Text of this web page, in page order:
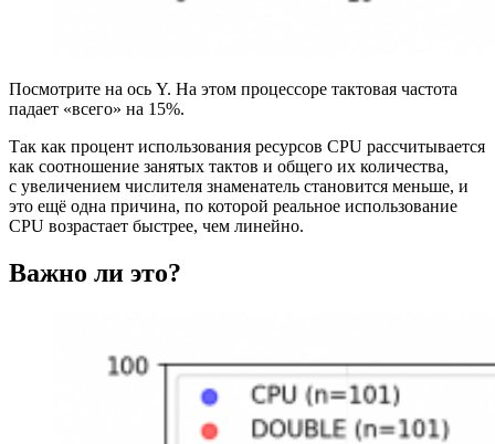
Посмотрите на ось Y. На этом процессоре тактовая частота
падает «всего» на 15%.
Так как процент использования ресурсов CPU рассчитывается
как соотношение занятых тактов и общего их количества,
с увеличением числителя знаменатель становится меньше, и
это ещё одна причина, по которой реальное использование
CPU возрастает быстрее, чем линейно.
Важно ли это?